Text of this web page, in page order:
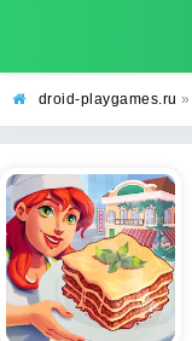
droid-playgames.ru »